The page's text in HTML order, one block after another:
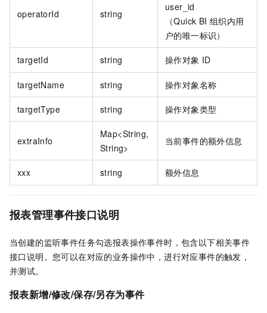
operatorId string
user_id
（Quick BI 组织内用
户的唯一标识）
targetId string 操作对象 ID
targetName string 操作对象名称
targetType string 操作对象类型
extraInfo
Map<String,
String>
当前事件的额外信息
xxx string 额外信息
报表管理事件接口说明
当创建的监听事件任务勾选报表操作事件时，包含以下相关事件
接口说明。您可以在对应的业务操作中，进行对应事件的触发，
并测试。
报表新增/修改/保存/另存为事件